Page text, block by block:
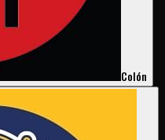
Colón